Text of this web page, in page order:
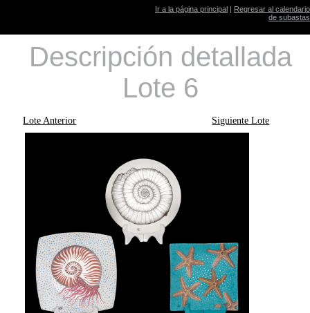
Ir a la página principal | Regresar al calendario
de subastas
Descripción detallada
Lote 6
Lote Anterior Siguiente Lote